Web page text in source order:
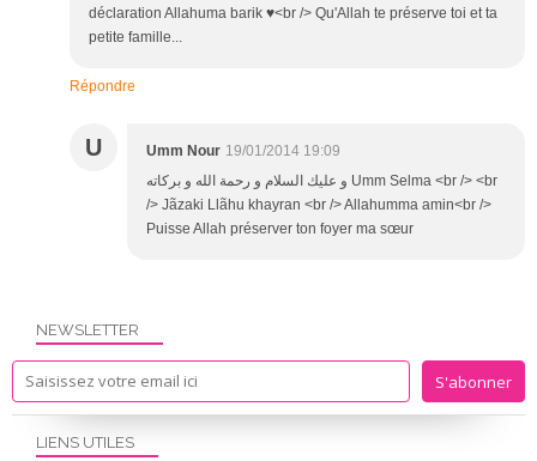
déclaration Allahuma barik ♥<br /> Qu'Allah te préserve toi et ta
petite famille...
Répondre
U Umm Nour 19/01/2014 19:09
و عليك السلام و رحمة الله و بركاته Umm Selma <br /> <br
/> Jãzaki Llãhu khayran <br /> Allahumma amin<br />
Puisse Allah préserver ton foyer ma sœur
NEWSLETTER
LIENS UTILES